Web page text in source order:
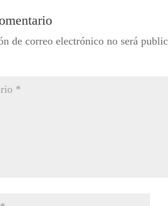
de correo electrónico no será